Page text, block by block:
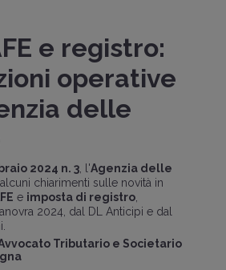
e registro:
operative
delle
2024 n. 3, l'Agenzia delle
chiarimenti sulle novità in
e imposta di registro,
2024, dal DL Anticipi e dal
Tributario e Societario